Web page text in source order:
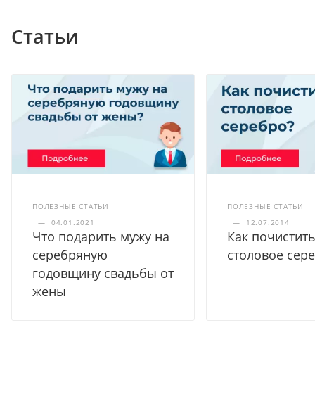
Статьи
ПОЛЕЗНЫЕ СТАТЬИ
—
04.01.2021
Что подарить мужу на
серебряную
годовщину свадьбы от
жены
ПОЛЕЗНЫЕ СТАТЬИ
—
12.07.2014
Как почистить
столовое